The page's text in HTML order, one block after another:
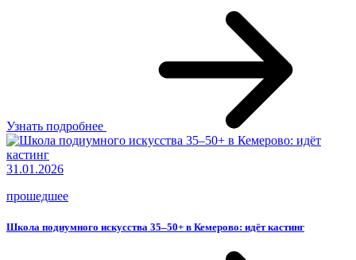
Узнать подробнее
31.01.2026
прошедшее
Школа подиумного искусства 35–50+ в Кемерово: идёт кастинг